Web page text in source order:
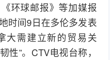
环球邮报》等加媒报
时间9日在多伦多发表
大需建立新的贸易关
性”。CTV电视台称，